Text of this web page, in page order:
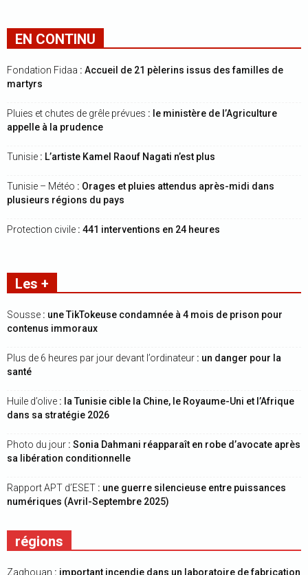
EN CONTINU
Fondation Fidaa : Accueil de 21 pèlerins issus des familles de
martyrs
Pluies et chutes de grêle prévues : le ministère de l’Agriculture
appelle à la prudence
Tunisie : L’artiste Kamel Raouf Nagati n’est plus
Tunisie – Météo : Orages et pluies attendus après-midi dans
plusieurs régions du pays
Protection civile : 441 interventions en 24 heures
Les +
Sousse : une TikTokeuse condamnée à 4 mois de prison pour
contenus immoraux
Plus de 6 heures par jour devant l’ordinateur : un danger pour la
santé
Huile d’olive : la Tunisie cible la Chine, le Royaume-Uni et l’Afrique
dans sa stratégie 2026
Photo du jour : Sonia Dahmani réapparaît en robe d’avocate après
sa libération conditionnelle
Rapport APT d’ESET : une guerre silencieuse entre puissances
numériques (Avril-Septembre 2025)
régions
Zaghouan : important incendie dans un laboratoire de fabrication